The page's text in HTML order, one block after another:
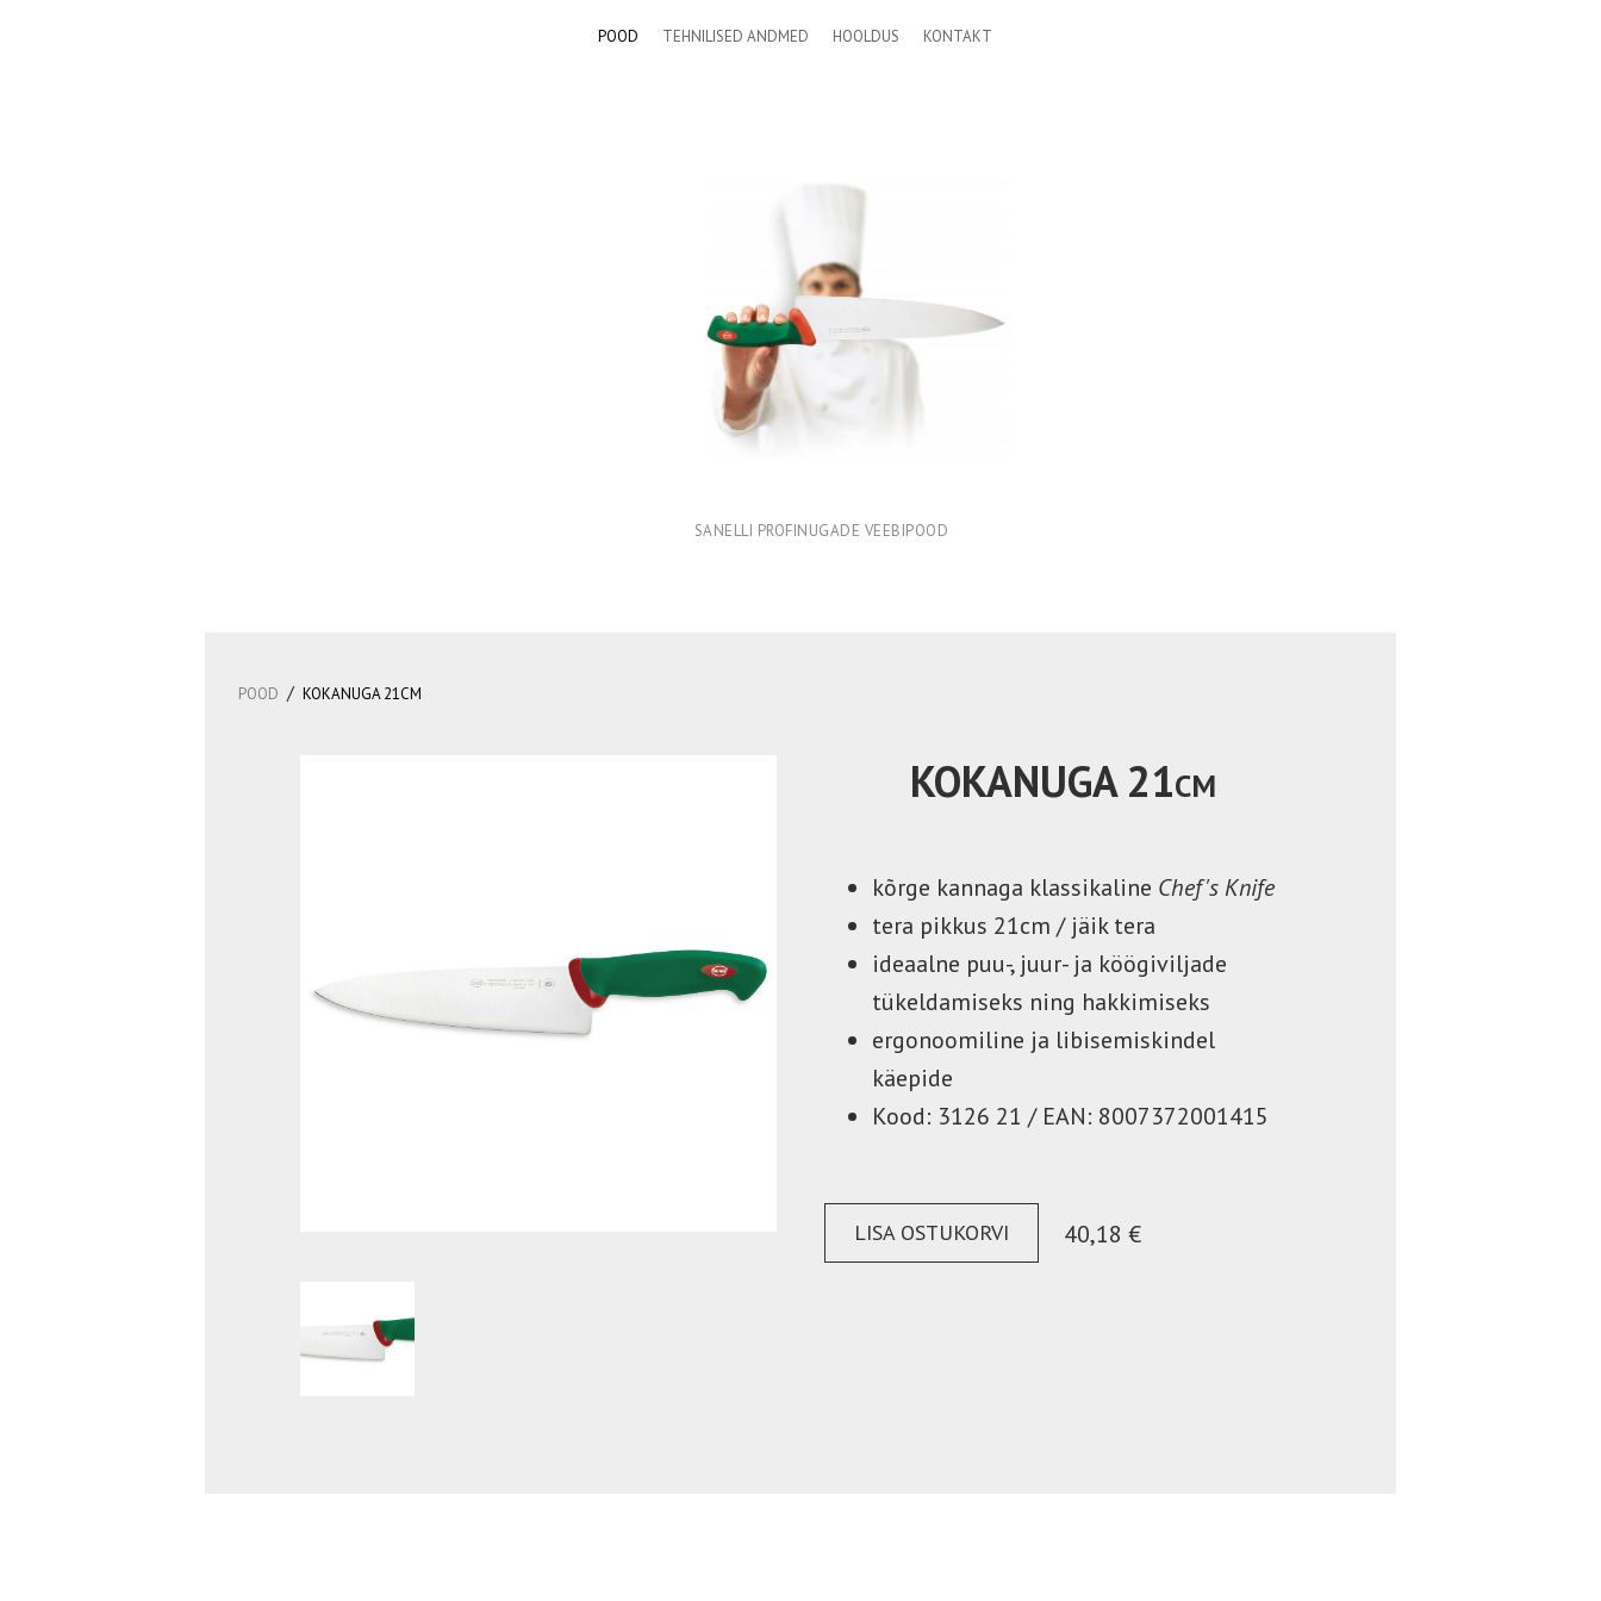
POOD TEHNILISED ANDMED HOOLDUS KONTAKT
SANELLI PROFINUGADE VEEBIPOOD
POOD / KOKANUGA 21CM
KOKANUGA 21CM
kõrge kannaga klassikaline Chef's Knife
tera pikkus 21cm / jäik tera
ideaalne puu-, juur- ja köögiviljade
tükeldamiseks ning hakkimiseks
ergonoomiline ja libisemiskindel
käepide
Kood: 3126 21 / EAN: 8007372001415
LISA OSTUKORVI 40,18 €